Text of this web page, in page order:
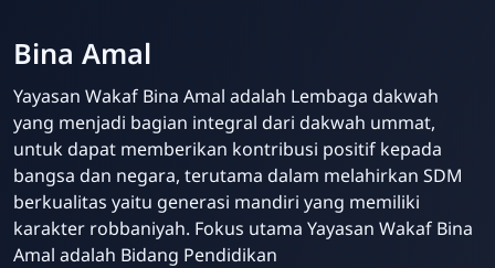
Bina Amal
Yayasan Wakaf Bina Amal adalah Lembaga dakwah
yang menjadi bagian integral dari dakwah ummat,
untuk dapat memberikan kontribusi positif kepada
bangsa dan negara, terutama dalam melahirkan SDM
berkualitas yaitu generasi mandiri yang memiliki
karakter robbaniyah. Fokus utama Yayasan Wakaf Bina
Amal adalah Bidang Pendidikan